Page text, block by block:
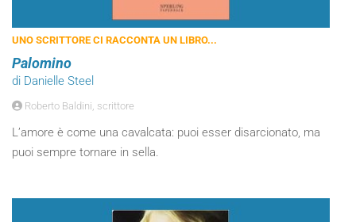
UNO SCRITTORE CI RACCONTA UN LIBRO...
Palomino
di Danielle Steel
Roberto Baldini, scrittore
L’amore è come una cavalcata: puoi esser disarcionato, ma
puoi sempre tornare in sella.